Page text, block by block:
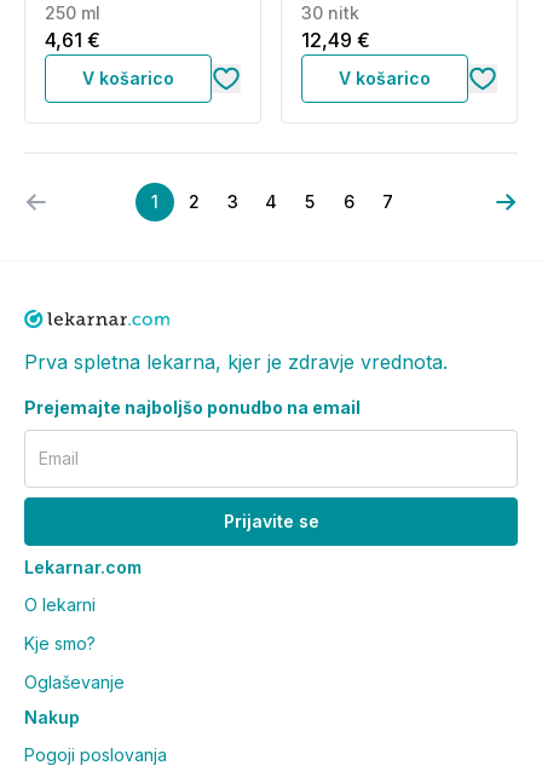
250 ml
4,61 €
V košarico
30 nitk
12,49 €
V košarico
1 2 3 4 5 6 7
Prva spletna lekarna, kjer je zdravje vrednota.
Prejemajte najboljšo ponudbo na email
Email
Prijavite se
Lekarnar.com
O lekarni
Kje smo?
Oglaševanje
Nakup
Pogoji poslovanja